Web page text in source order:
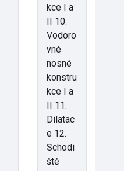
kce I a
II 10.
Vodoro
vné
nosné
konstru
kce I a
II 11.
Dilatac
e 12.
Schodi
ště